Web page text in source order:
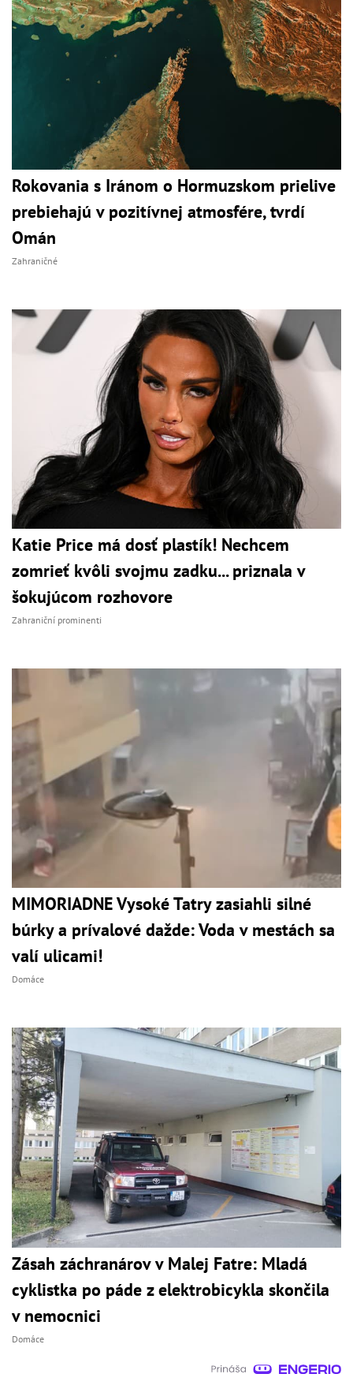
Rokovania s Iránom o Hormuzskom prielive
prebiehajú v pozitívnej atmosfére, tvrdí
Omán
Zahraničné
Katie Price má dosť plastík! Nechcem
zomrieť kvôli svojmu zadku... priznala v
šokujúcom rozhovore
Zahraniční prominenti
MIMORIADNE Vysoké Tatry zasiahli silné
búrky a prívalové dažde: Voda v mestách sa
valí ulicami!
Domáce
Zásah záchranárov v Malej Fatre: Mladá
cyklistka po páde z elektrobicykla skončila
v nemocnici
Domáce